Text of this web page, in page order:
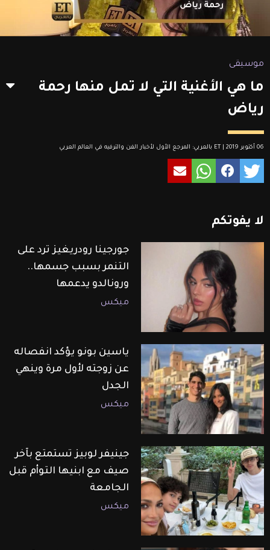
موسيقى
ما هي الأغنية التي لا تمل منها رحمة
رياض
06 أكتوبر 2019 | ET بالعربي: المرجع الأول لأخبار الفن والترفيه في العالم العربي
لا يفوتكم
جورجينا رودريغيز ترد على
التنمر بسبب جسمها..
ورونالدو يدعمها
ميكس
ياسين بونو يؤكد انفصاله
عن زوجته لأول مرة وينهي
الجدل
ميكس
جينيفر لوبيز تستمتع بآخر
صيف مع ابنيها التوأم قبل
الجامعة
ميكس